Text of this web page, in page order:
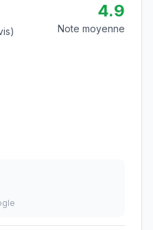
4.9
Note moyenne